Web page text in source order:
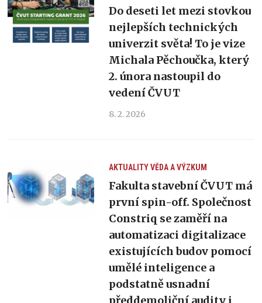
Do deseti let mezi stovkou
nejlepších technických
univerzit světa! To je vize
Michala Pěchoučka, který
2. února nastoupil do
vedení ČVUT
8. 2. 2026
AKTUALITYVĚDA A VÝZKUM
Fakulta stavební ČVUT má
první spin-off. Společnost
Constriq se zaměří na
automatizaci digitalizace
existujících budov pomocí
umělé inteligence a
podstatně usnadní
předdemoliční audity i